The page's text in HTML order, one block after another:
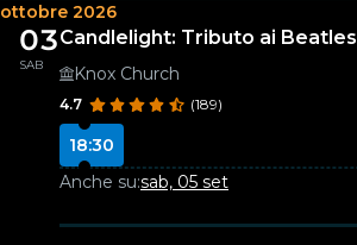
ottobre 2026
03
SAB
Candlelight: Tributo ai Beatles
Knox Church
4.7 (189)
18:30
Anche su:sab, 05 set